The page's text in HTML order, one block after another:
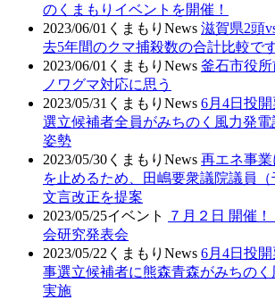
のくまもりイベントを開催！
2023/06/01 くまもりNews 滋賀県2頭
去5年間のクマ捕殺数の合計比較で
2023/06/01 くまもりNews 釜石市役
ノワグマ対応に思う
2023/05/31 くまもりNews 6月4日投
選立候補者全員がみちのく風力発
姿勢
2023/05/30 くまもりNews 再エネ事
を止めるため、田嶋要衆議院議員
文言改正を提案
2023/05/25イベント
７月２日 開催
会研究発表会
2023/05/22 くまもりNews 6月4日投
事選立候補者に熊森青森がみちの
実施